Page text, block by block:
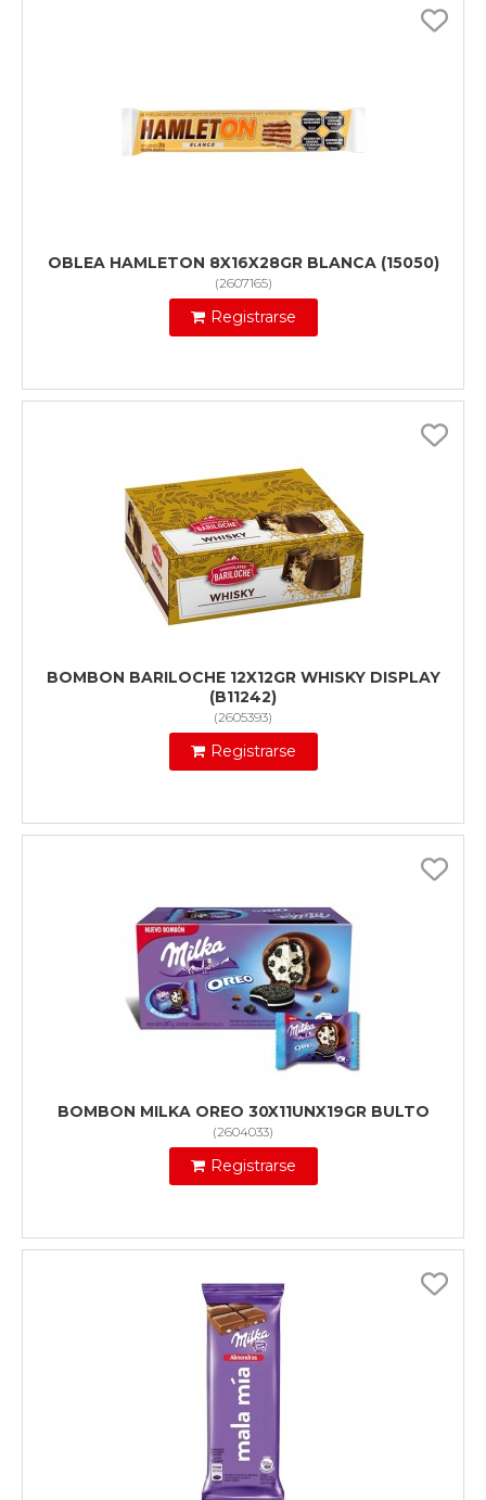
OBLEA HAMLETON 8X16X28GR BLANCA (15050)
(2607165)
Registrarse
BOMBON BARILOCHE 12X12GR WHISKY DISPLAY
(B11242)
(2605393)
Registrarse
BOMBON MILKA OREO 30X11UNX19GR BULTO
(2604033)
Registrarse